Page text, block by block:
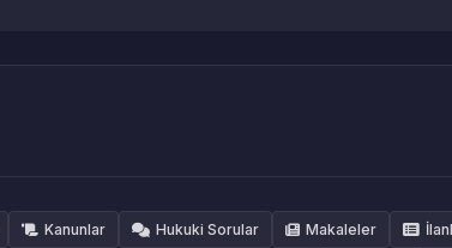
Kanunlar Hukuki Sorular Makaleler